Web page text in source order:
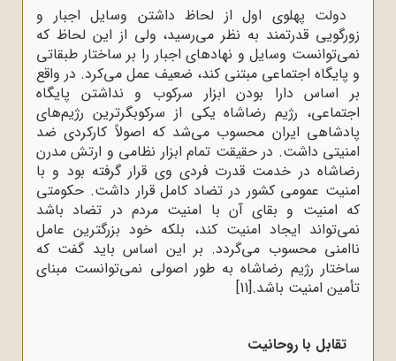
دولت پهلوی اول از لحاظ داشتن وسایل اجبار و
زورگویی قدرتمند به نظر می‌رسید، ولی از این لحاظ که
نمی‌توانست وسایل و نهادهای اجبار را بر ساختار طبقاتی
و پایگاه اجتماعی مبتنی کند، ضعیف عمل می‌کرد. در واقع
بر اساس دارا بودن ابزار سرکوب و نداشتن پایگاه
اجتماعی، رژیم رضاشاه یکی از سرکوبگرترین رژیم‌های
پادشاهی ایران محسوب می‌شد که اصولاً کارکردی ضد
امنیتی داشت. در حقیقت تمام ابزار نظامی و ارتش مدرن
رضاشاه در خدمت قدرت فردی وی قرار گرفته بود و با
امنیت عمومی کشور در تضاد کامل قرار داشت. حکومتی
که امنیت و بقای آن با امنیت مردم در تضاد باشد
نمی‌تواند ایجاد امنیت کند، بلکه خود بزرگترین عامل
ناامنی محسوب می‌گردد. بر این اساس باید گفت که
ساختار رژیم رضاشاه به طور اصولی نمی‌‌توانست مبنای
تأمین امنیت باشد.[11]
تقابل با روحانیت